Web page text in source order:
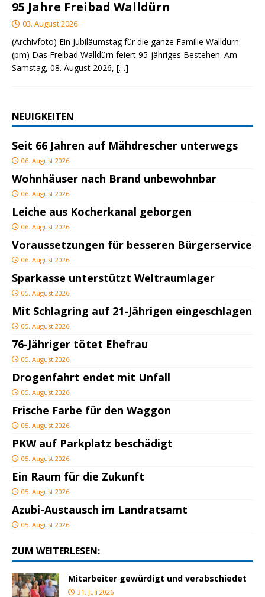
95 Jahre Freibad Walldürn
03. August 2026
(Archivfoto) Ein Jubiläumstag für die ganze Familie Walldürn.
(pm) Das Freibad Walldürn feiert 95-jähriges Bestehen. Am
Samstag, 08. August 2026, […]
NEUIGKEITEN
Seit 66 Jahren auf Mähdrescher unterwegs
06. August 2026
Wohnhäuser nach Brand unbewohnbar
06. August 2026
Leiche aus Kocherkanal geborgen
06. August 2026
Voraussetzungen für besseren Bürgerservice
06. August 2026
Sparkasse unterstützt Weltraumlager
05. August 2026
Mit Schlagring auf 21-Jährigen eingeschlagen
05. August 2026
76-Jähriger tötet Ehefrau
05. August 2026
Drogenfahrt endet mit Unfall
05. August 2026
Frische Farbe für den Waggon
05. August 2026
PKW auf Parkplatz beschädigt
05. August 2026
Ein Raum für die Zukunft
05. August 2026
Azubi-Austausch im Landratsamt
05. August 2026
ZUM WEITERLESEN:
Mitarbeiter gewürdigt und verabschiedet
31. Juli 2026